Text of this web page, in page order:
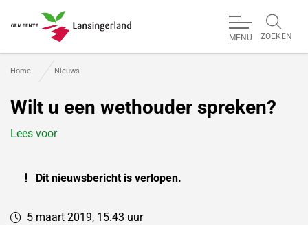
MENU ZOEKEN
Home Nieuws
Wilt u een wethouder spreken?
Lees voor
Dit nieuwsbericht is verlopen.
5 maart 2019, 15.43 uur